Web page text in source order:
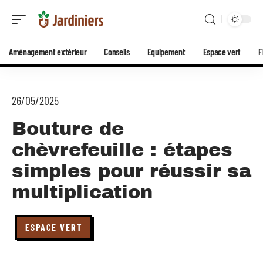
Aménagement extérieur Conseils Equipement Espace vert
26/05/2025
Bouture de
chèvrefeuille : étapes
simples pour réussir sa
multiplication
ESPACE VERT